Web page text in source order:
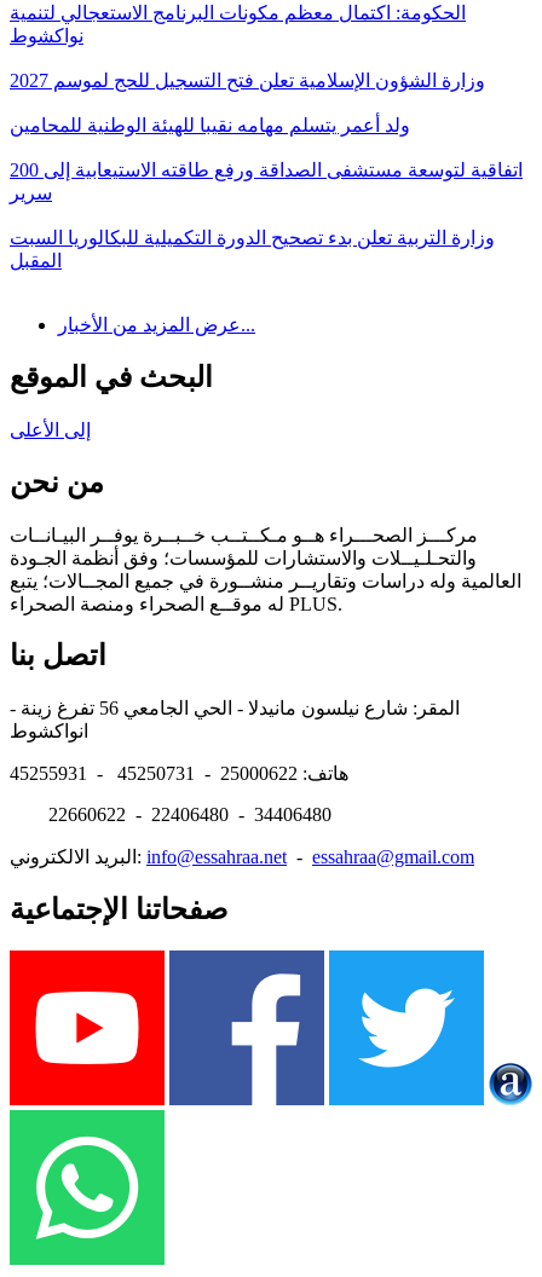
الحكومة: اكتمال معظم مكونات البرنامج الاستعجالي لتنمية
نواكشوط
وزارة الشؤون الإسلامية تعلن فتح التسجيل للحج لموسم 2027
ولد أعمر يتسلم مهامه نقيبا للهيئة الوطنية للمحامين
اتفاقية لتوسعة مستشفى الصداقة ورفع طاقته الاستيعابية إلى 200
سرير
وزارة التربية تعلن بدء تصحيح الدورة التكميلية للبكالوريا السبت
المقبل
عرض المزيد من الأخبار...
البحث في الموقع
إلى الأعلى
من نحن
مركـــز الصحـــراء هــو مـكــتــب خــبــرة يوفــر البيـانــات
والتحـلـيــلات والاستشارات للمؤسسات؛ وفق أنظمة الجـودة
العالمية وله دراسات وتقاريــر منشــورة في جميع المجــالات؛ يتبع
له موقــع الصحراء ومنصة الصحراء PLUS.
اتصل بنا
المقر: شارع نيلسون مانيدلا - الحي الجامعي 56 تفرغ زينة -
هاتف: 25000622 - 45250731 - 45255931
22660622 - 22406480 - 34406480
البريد الالكتروني: info@essahraa.net - essahraa@gmail.com
صفحاتنا الإجتماعية